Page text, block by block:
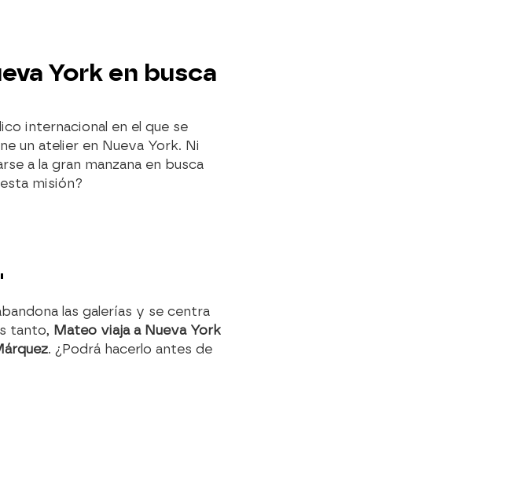
York en busca
internacional en el que se
un atelier en Nueva York. Ni
a la gran manzana en busca
misión?
las galerías y se centra
tanto, Mateo viaja a Nueva York
. ¿Podrá hacerlo antes de